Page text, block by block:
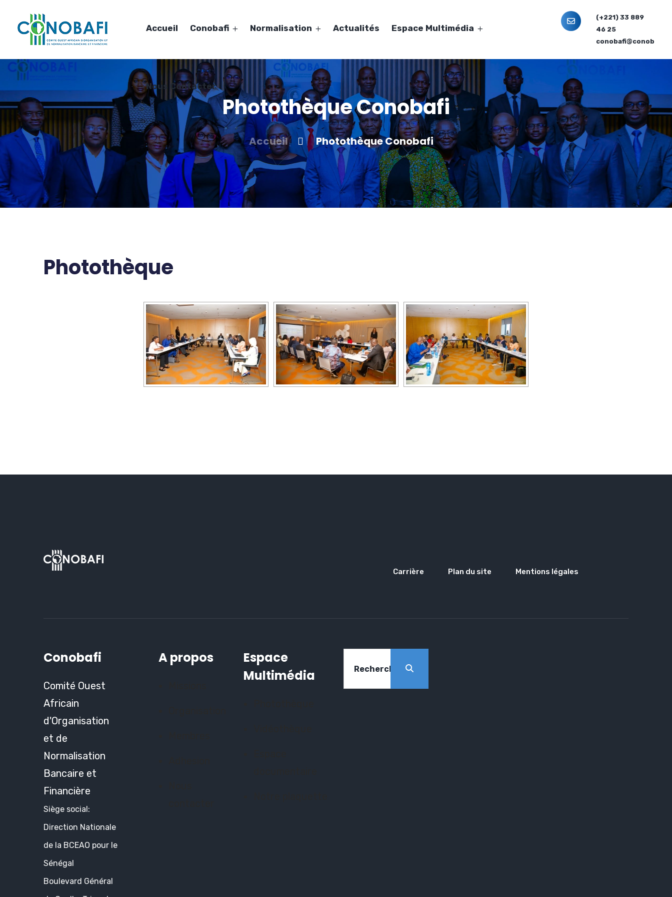
Accueil Conobafi Normalisation Actualités Espace Multimédia
Nous Contacter
(+221) 33 889
46 25
Photothèque Conobafi
Accueil Photothèque Conobafi
Photothèque
Carrière Plan du site Mentions légales
Conobafi
Comité Ouest
Africain
d'Organisation
et de
Normalisation
Bancaire et
Financière
Siège social:
Direction Nationale
de la BCEAO pour le
Sénégal
Boulevard Général
A propos
Espace
Multimédia